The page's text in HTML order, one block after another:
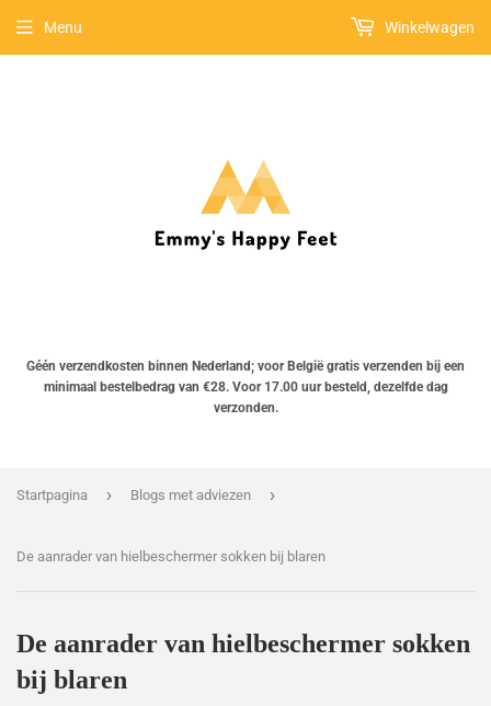
Géén verzendkosten binnen Nederland; voor België gratis verzenden bij een
minimaal bestelbedrag van €28. Voor 17.00 uur besteld, dezelfde dag
verzonden.
Menu Winkelwagen
Startpagina › Blogs met adviezen ›
De aanrader van hielbeschermer sokken bij blaren
De aanrader van hielbeschermer sokken
bij blaren